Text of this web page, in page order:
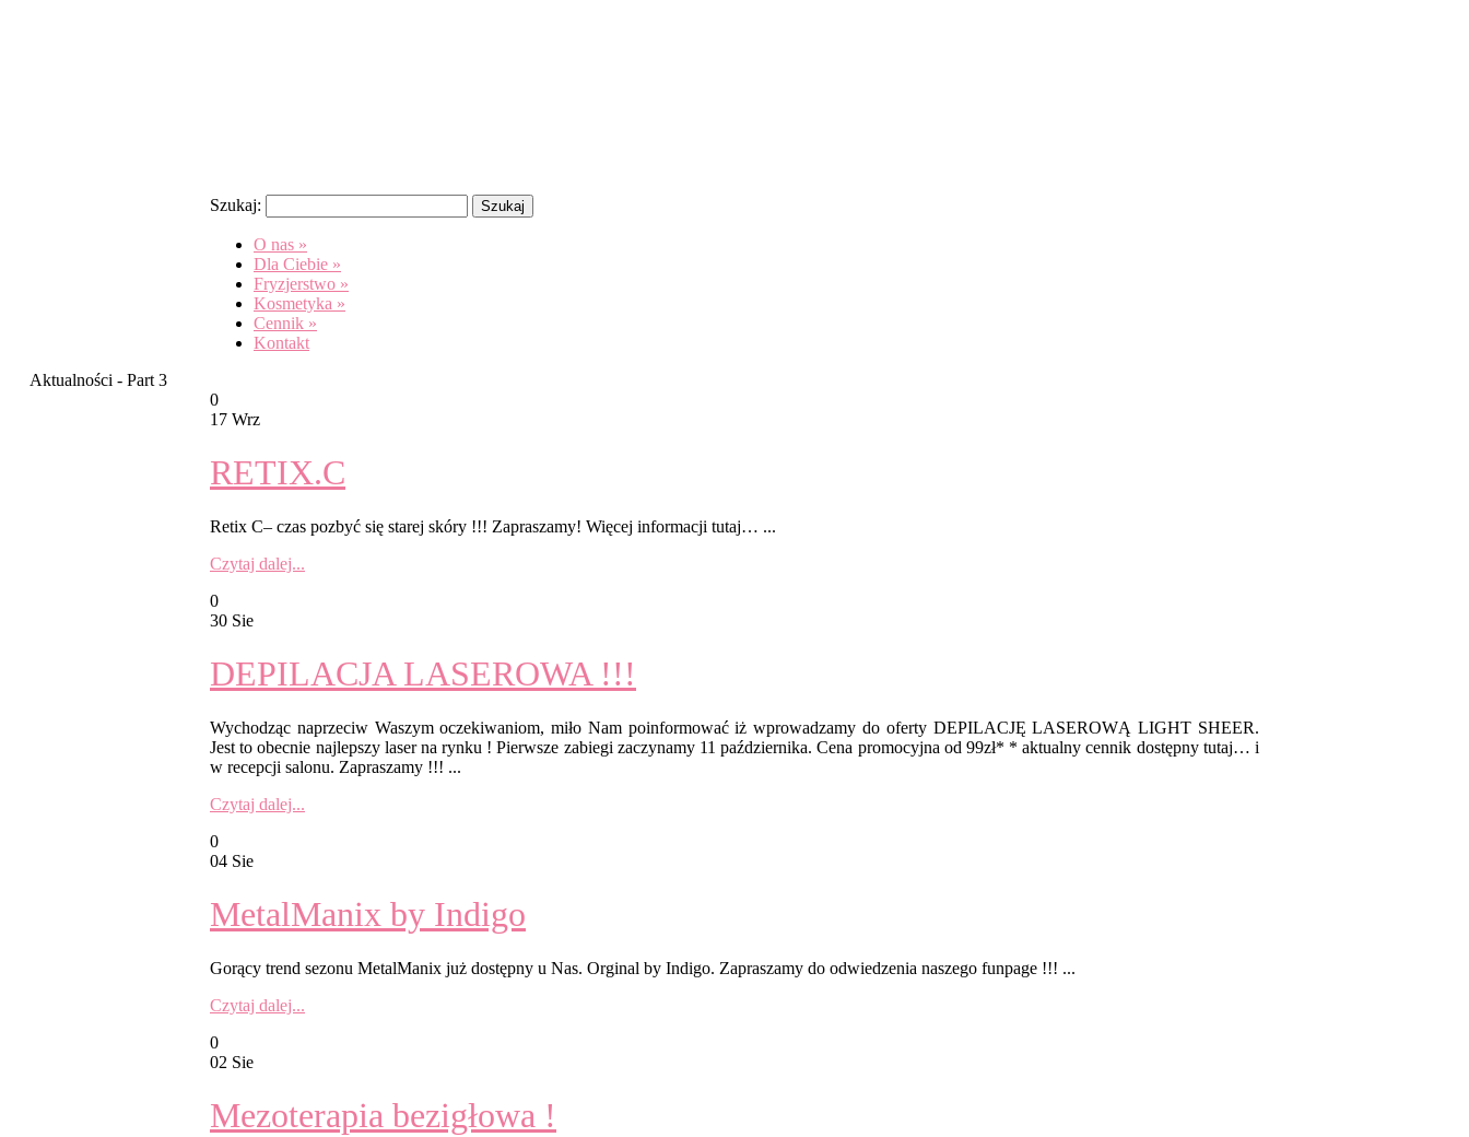
Szukaj:
O nas »
Dla Ciebie »
Fryzjerstwo »
Kosmetyka »
Cennik »
Kontakt
Aktualności - Part 3
0
17 Wrz
RETIX.C
Retix C– czas pozbyć się starej skóry !!! Zapraszamy! Więcej informacji tutaj… ...
Czytaj dalej...
0
30 Sie
DEPILACJA LASEROWA !!!
Wychodząc naprzeciw Waszym oczekiwaniom, miło Nam poinformować iż wprowadzamy do oferty DEPILACJĘ LASEROWĄ LIGHT SHEER.
Jest to obecnie najlepszy laser na rynku ! Pierwsze zabiegi zaczynamy 11 października. Cena promocyjna od 99zł* * aktualny cennik dostępny tutaj… i
w recepcji salonu. Zapraszamy !!! ...
Czytaj dalej...
0
04 Sie
MetalManix by Indigo
Gorący trend sezonu MetalManix już dostępny u Nas. Orginal by Indigo. Zapraszamy do odwiedzenia naszego funpage !!! ...
Czytaj dalej...
0
02 Sie
Mezoterapia bezigłowa !